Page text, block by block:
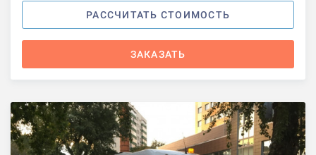
РАССЧИТАТЬ СТОИМОСТЬ
ЗАКАЗАТЬ